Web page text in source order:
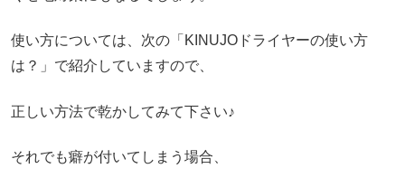
使い方については、次の「KINUJOドライヤーの使い方
は？」で紹介していますので、
正しい方法で乾かしてみて下さい♪
それでも癖が付いてしまう場合、